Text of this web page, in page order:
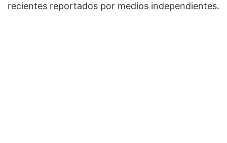
recientes reportados por medios independientes.